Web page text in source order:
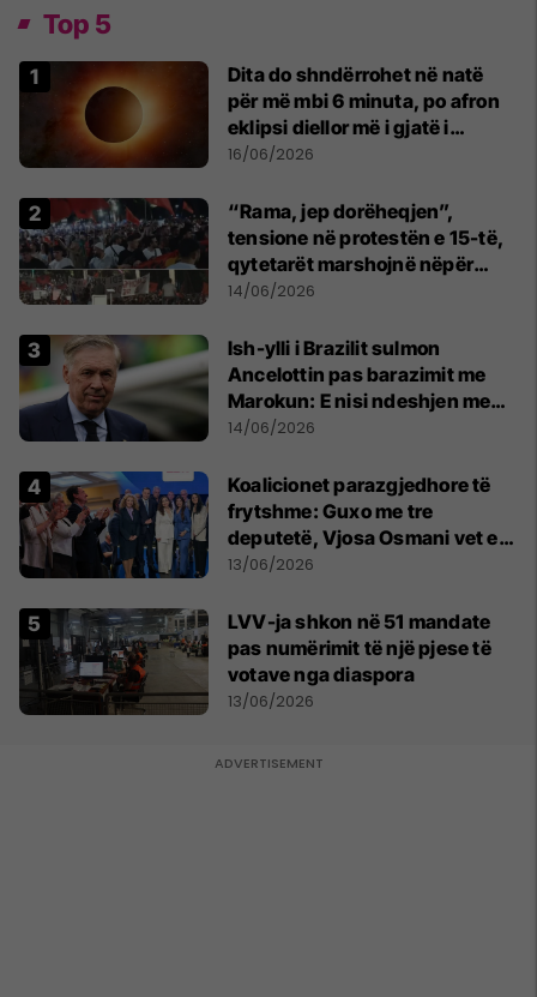
Top 5
Dita do shndërrohet në natë
për më mbi 6 minuta, po afron
eklipsi diellor më i gjatë i
shekullit të 21-të
16/06/2026
“Rama, jep dorëheqjen”,
tensione në protestën e 15-të,
qytetarët marshojnë nëpër
kryeqytet
14/06/2026
Ish-ylli i Brazilit sulmon
Ancelottin pas barazimit me
Marokun: E nisi ndeshjen me
formacionin e gabuar
14/06/2026
Koalicionet parazgjedhore të
frytshme: Guxo me tre
deputetë, Vjosa Osmani vet e
treta në Kuvend
13/06/2026
LVV-ja shkon në 51 mandate
pas numërimit të një pjese të
votave nga diaspora
13/06/2026